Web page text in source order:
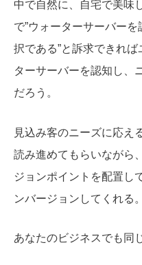
中で自然に、自宅で美味
で”ウォーターサーバー
択である”と訴求できれ
ターサーバーを認知し、
だろう。
見込み客のニーズに応え
読み進めてもらいながら
ジョンポイントを配置し
ンバージョンしてくれる。
あなたのビジネスでも同